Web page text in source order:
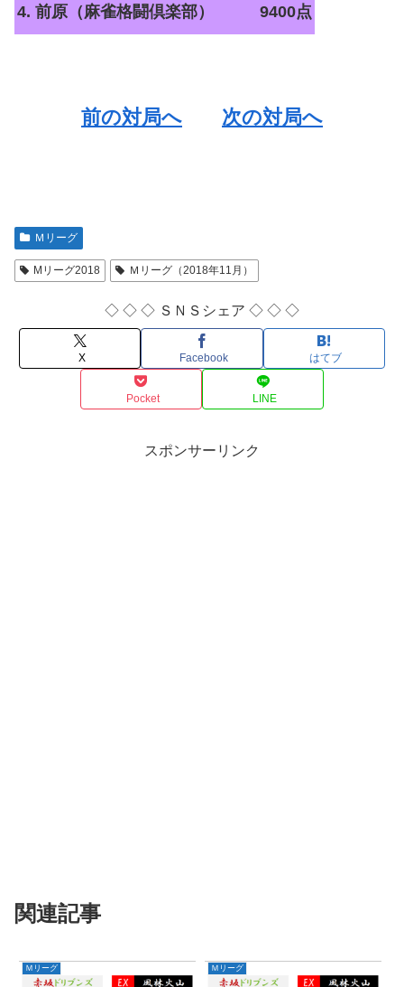
4. 前原（麻雀格闘倶楽部） 9400点
前の対局へ 次の対局へ
Ｍリーグ
Mリーグ2018 Ｍリーグ（2018年11月）
◇ ◇ ◇ ＳＮＳシェア ◇ ◇ ◇
X Facebook はてブ
Pocket LINE
スポンサーリンク
関連記事
Ｍリーグ Ｍリーグ